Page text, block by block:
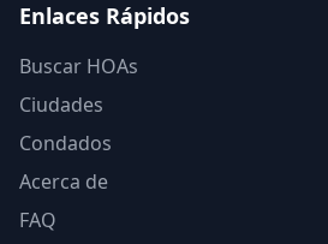
Enlaces Rápidos
Buscar HOAs
Ciudades
Condados
Acerca de
FAQ